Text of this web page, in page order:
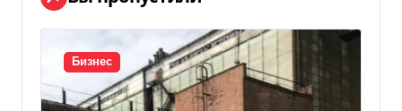
Бизнес